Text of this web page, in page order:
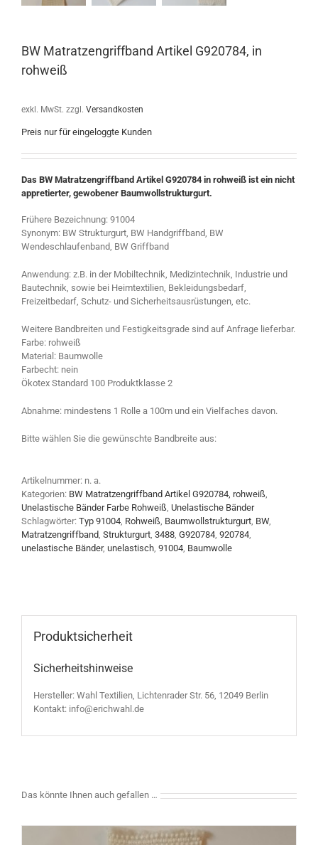
BW Matratzengriffband Artikel G920784, in
rohweiß
exkl. MwSt. zzgl. Versandkosten
Preis nur für eingeloggte Kunden
Das BW Matratzengriffband Artikel G920784 in rohweiß ist ein nicht
appretierter, gewobener Baumwollstrukturgurt.
Frühere Bezeichnung: 91004
Synonym: BW Strukturgurt, BW Handgriffband, BW
Wendeschlaufenband, BW Griffband
Anwendung: z.B. in der Mobiltechnik, Medizintechnik, Industrie und
Bautechnik, sowie bei Heimtextilien, Bekleidungsbedarf,
Freizeitbedarf, Schutz- und Sicherheitsausrüstungen, etc.
Weitere Bandbreiten und Festigkeitsgrade sind auf Anfrage lieferbar.
Farbe: rohweiß
Material: Baumwolle
Farbecht: nein
Ökotex Standard 100 Produktklasse 2
Abnahme: mindestens 1 Rolle a 100m und ein Vielfaches davon.
Bitte wählen Sie die gewünschte Bandbreite aus:
Artikelnummer: n. a.
Kategorien: BW Matratzengriffband Artikel G920784, rohweiß
Unelastische Bänder Farbe Rohweiß Unelastische Bänder
Schlagwörter: Typ 91004 Rohweiß Baumwollstrukturgurt BW,
Matratzengriffband Strukturgurt 3488 G920784 920784
unelastische Bänder, unelastisch 91004 Baumwolle
Produktsicherheit
Sicherheitshinweise
Hersteller: Wahl Textilien, Lichtenrader Str. 56, 12049 Berlin
Kontakt: info@erichwahl.de
Das könnte Ihnen auch gefallen …